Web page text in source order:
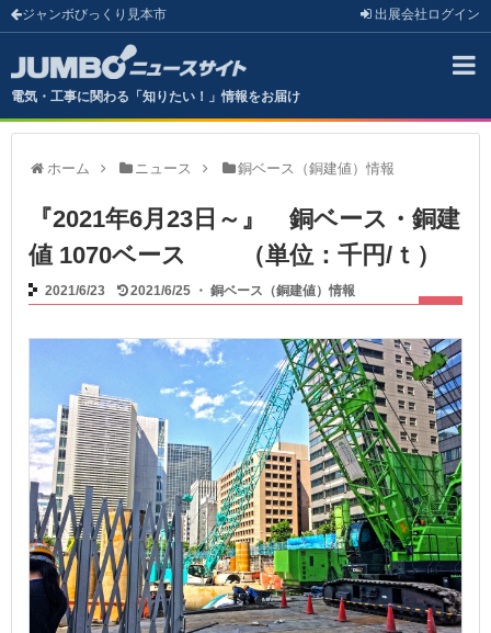
ジャンボびっくり見本市 出展会社 ログイン
電気・工事に関わる「知りたい！」情報をお届け
ホーム ニュース 銅ベース（銅建値）情報
『2021年6月23日～』 銅ベース・銅建
値 1070ベース （単位：千円/ｔ）
2021/6/23 2021/6/25 ・銅ベース（銅建値）情報